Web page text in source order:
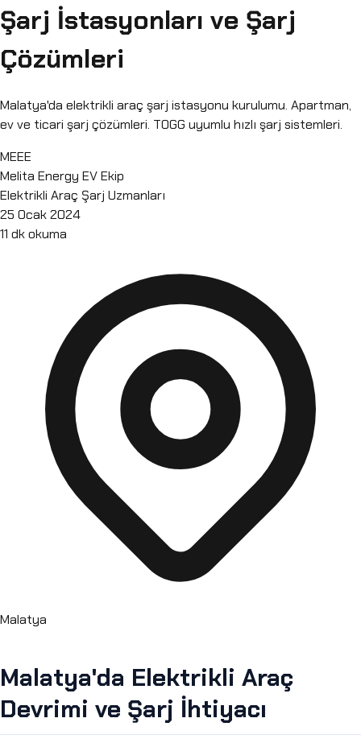
Şarj İstasyonları ve Şarj
Çözümleri
Malatya'da elektrikli araç şarj istasyonu kurulumu. Apartman,
ev ve ticari şarj çözümleri. TOGG uyumlu hızlı şarj sistemleri.
MEEE
Melita Energy EV Ekip
Elektrikli Araç Şarj Uzmanları
25 Ocak 2024
11 dk okuma
Malatya
Malatya'da Elektrikli Araç
Devrimi ve Şarj İhtiyacı